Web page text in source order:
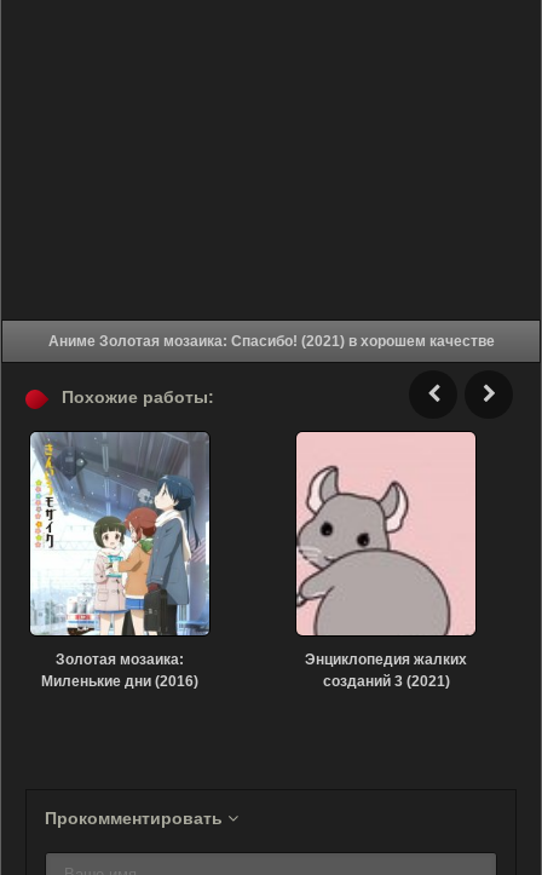
Аниме Золотая мозаика: Спасибо! (2021) в хорошем качестве
Похожие работы:
Золотая мозаика:
Миленькие дни (2016)
Энциклопедия жалких
созданий 3 (2021)
Прокомментировать